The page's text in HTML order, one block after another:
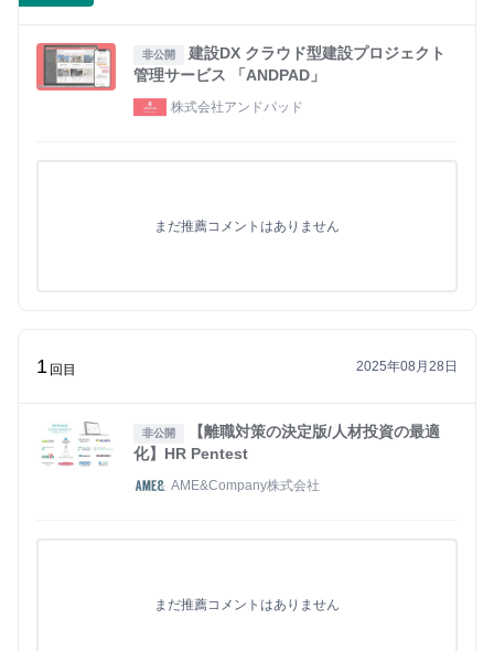
非公開
建設DX クラウド型建設プロジェクト
管理サービス 「ANDPAD」
株式会社アンドパッド
まだ推薦コメントはありません
1 回目 2025年08月28日
非公開
【離職対策の決定版/人材投資の最適
化】HR Pentest
AME&Company株式会社
まだ推薦コメントはありません